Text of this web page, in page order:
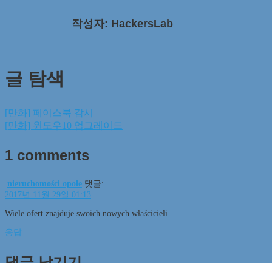
작성자: HackersLab
글 탐색
[만화] 페이스북 감시
[만화] 윈도우10 업그레이드
1 comments
nieruchomości opole 댓글:
2017년 11월 29일 01:13
Wiele ofert znajduje swoich nowych właścicieli.
응답